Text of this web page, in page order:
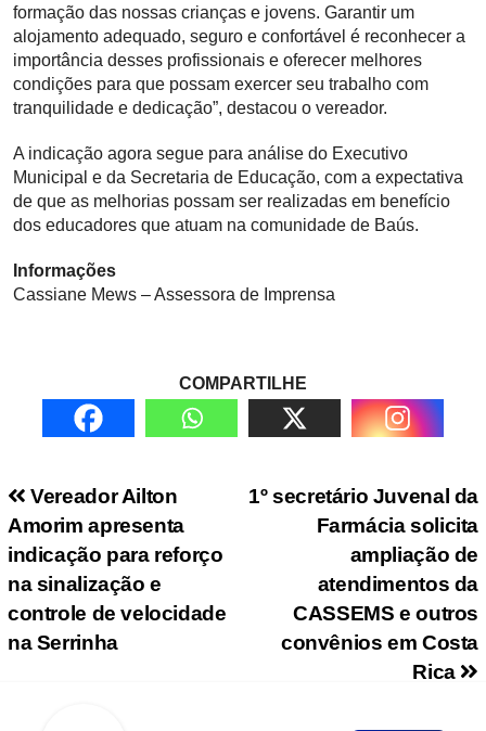
formação das nossas crianças e jovens. Garantir um
alojamento adequado, seguro e confortável é reconhecer a
importância desses profissionais e oferecer melhores
condições para que possam exercer seu trabalho com
tranquilidade e dedicação”, destacou o vereador.
A indicação agora segue para análise do Executivo
Municipal e da Secretaria de Educação, com a expectativa
de que as melhorias possam ser realizadas em benefício
dos educadores que atuam na comunidade de Baús.
Informações
Cassiane Mews – Assessora de Imprensa
COMPARTILHE
Navegação de Post1º secretário Juvenal da
Farmácia solicita
ampliação de
atendimentos da
CASSEMS e outros
convênios em Costa
Rica
Vereador Ailton
Amorim apresenta
indicação para reforço
na sinalização e
controle de velocidade
na Serrinha